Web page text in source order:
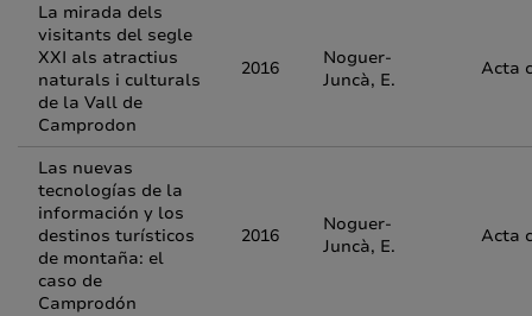
La mirada dels
visitants del segle
XXI als atractius
naturals i culturals
de la Vall de
Camprodon
2016
Noguer-
Juncà, E.
Acta
Las nuevas
tecnologías de la
información y los
destinos turísticos
de montaña: el
caso de
Camprodón
2016
Noguer-
Juncà, E.
Acta